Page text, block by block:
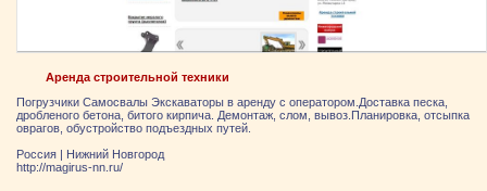
Аренда строительной техники
Погрузчики Самосвалы Экскаваторы в аренду с оператором.Доставка песка,
дробленого бетона, битого кирпича. Демонтаж, слом, вывоз.Планировка, отсыпка
оврагов, обустройство подъездных путей.
Россия | Нижний Новгород
http://magirus-nn.ru/